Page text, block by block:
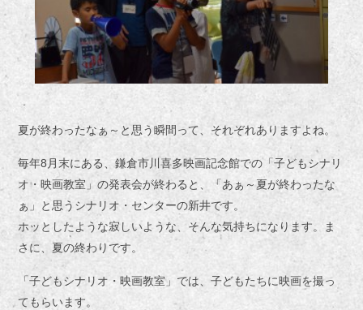
夏が終わったなぁ～と思う瞬間って、それぞれありますよね。
毎年8月末にある、鎌倉市川喜多映画記念館での「子どもシナリ
オ・映画教室」の発表会が終わると、「あぁ～夏が終わったな
ぁ」と思うシナリオ・センターの新井です。
ホッとしたような寂しいような、そんな気持ちになります。ま
さに、夏の終わりです。
「子どもシナリオ・映画教室」では、子どもたちに映画を撮っ
てもらいます。